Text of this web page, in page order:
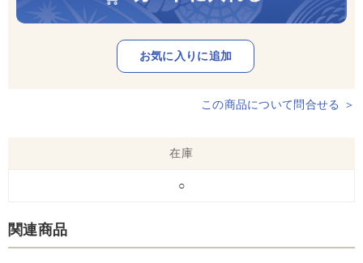
この商品について問合せる ＞
在庫
○
関連商品